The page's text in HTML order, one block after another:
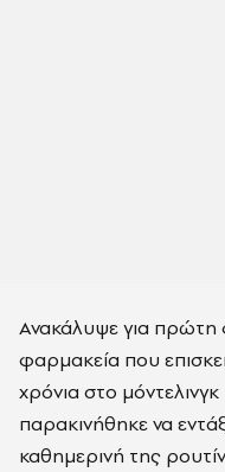
Ανακάλυψε για πρώτη
φαρμακεία που
χρόνια στο
παρακινήθηκε να
καθημερινή της